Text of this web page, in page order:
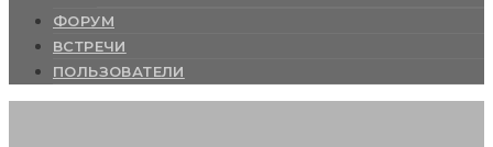
ФОРУМ
ВСТРЕЧИ
ПОЛЬЗОВАТЕЛИ